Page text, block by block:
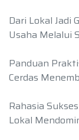
Dari Lokal Jadi
Usaha Melalui
Panduan
Cerdas
Rahasia
Lokal